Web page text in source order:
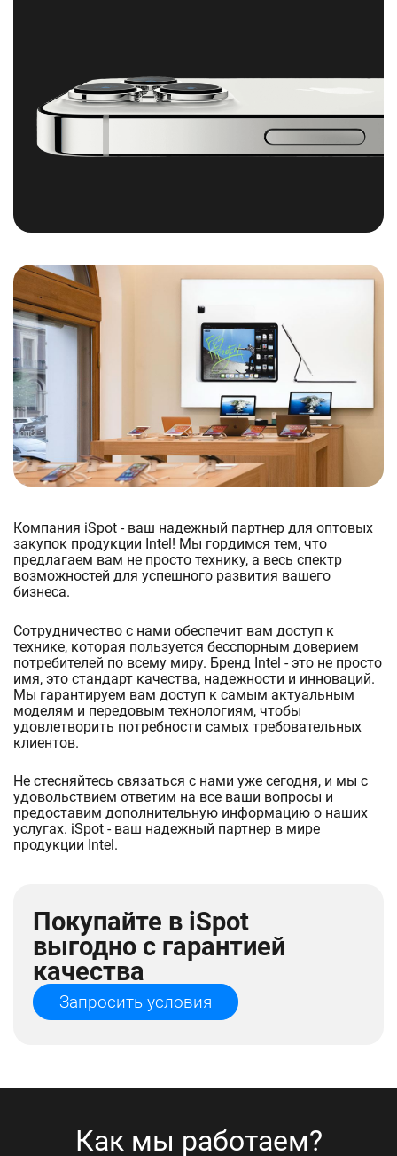
Компания iSpot - ваш надежный партнер для оптовых
закупок продукции Intel! Мы гордимся тем, что
предлагаем вам не просто технику, а весь спектр
возможностей для успешного развития вашего
бизнеса.
Сотрудничество с нами обеспечит вам доступ к
технике, которая пользуется бесспорным доверием
потребителей по всему миру. Бренд Intel - это не просто
имя, это стандарт качества, надежности и инноваций.
Мы гарантируем вам доступ к самым актуальным
моделям и передовым технологиям, чтобы
удовлетворить потребности самых требовательных
клиентов.
Не стесняйтесь связаться с нами уже сегодня, и мы с
удовольствием ответим на все ваши вопросы и
предоставим дополнительную информацию о наших
услугах. iSpot - ваш надежный партнер в мире
продукции Intel.
Покупайте в iSpot
выгодно с гарантией
качества
Запросить условия
Как мы работаем?